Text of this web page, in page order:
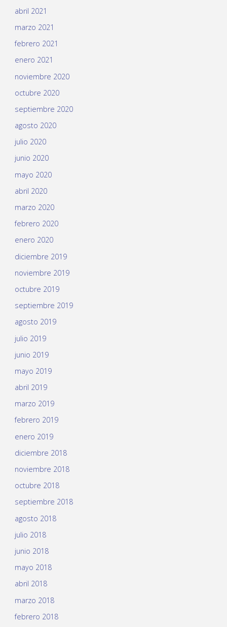
abril 2021
marzo 2021
febrero 2021
enero 2021
noviembre 2020
octubre 2020
septiembre 2020
agosto 2020
julio 2020
junio 2020
mayo 2020
abril 2020
marzo 2020
febrero 2020
enero 2020
diciembre 2019
noviembre 2019
octubre 2019
septiembre 2019
agosto 2019
julio 2019
junio 2019
mayo 2019
abril 2019
marzo 2019
febrero 2019
enero 2019
diciembre 2018
noviembre 2018
octubre 2018
septiembre 2018
agosto 2018
julio 2018
junio 2018
mayo 2018
abril 2018
marzo 2018
febrero 2018